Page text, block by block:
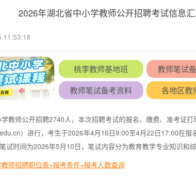
2026年湖北省中小学教师公开招聘考试信息
11:53:18
桃李教师基地班
教师笔试
教师笔试备考资料
各地区教
教师公开招聘2740人，本次招聘考试的报名、缴费、准考证
）进行，考生于2026年4月16日9:00至4月22日17:00在报
试时间为2026年5月10日，笔试内容分为教育教学专业知识和综
师招聘职位表+报考条件+报考人数查询